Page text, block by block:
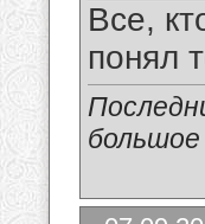
Все,
понял